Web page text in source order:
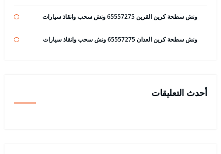
ونش سطحة كرين القرين 65557275 ونش سحب وانقاذ سيارات
ونش سطحة كرين العدان 65557275 ونش سحب وانقاذ سيارات
أحدث التعليقات